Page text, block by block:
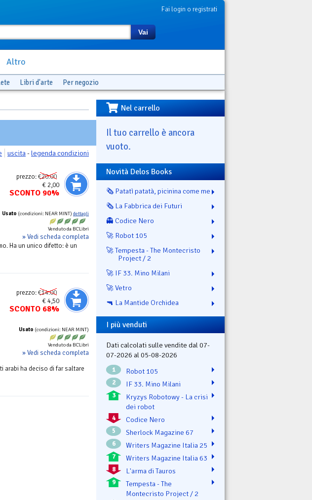
Fai login o registrati
Vai
Altro
Libri d'arte Per negozio
uscita-legenda condizioni
prezzo:€20.00
€ 2,00
SCONTO 90%
Usato (condizioni: NEAR MINT) dettagli
Venduto da BCLibri
» Vedi scheda completa
Ha un unico difetto: è un
prezzo:€14.00
€ 4,50
SCONTO 68%
Usato (condizioni: NEAR MINT)
Venduto da BCLibri
» Vedi scheda completa
arabi ha deciso di far saltare
Nel carrello
Il tuo carrello è ancora
vuoto.
Novità Delos Books
🗞️ Patatì patatà, picinina come me
🗞️ La Fabbrica dei Futuri
👻 Codice Nero
🚀 Robot 105
🚀 Tempesta - The Montecristo
Project / 2
🚀 IF 33. Mino Milani
🚀 Vetro
🔫 La Mantide Orchidea
I più venduti
Dati calcolati sulle vendite dal 07-
07-2026 al 05-08-2026
1 Robot 105
2 IF 33. Mino Milani
3
Kryzys Robotowy - La crisi
dei robot
4 Codice Nero
5 Sherlock Magazine 67
6 Writers Magazine Italia 25
7 Writers Magazine Italia 63
8 L'arma di Tauros
9
Tempesta - The
Montecristo Project / 2